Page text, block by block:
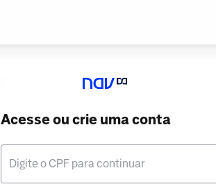
Acesse ou crie uma conta
Digite o CPF para continuar